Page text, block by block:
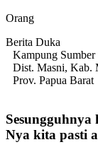
Orang
Berita Duka
Kampung Sumber
Dist. Masni, Kab.
Prov. Papua Barat
Nya kita pasti